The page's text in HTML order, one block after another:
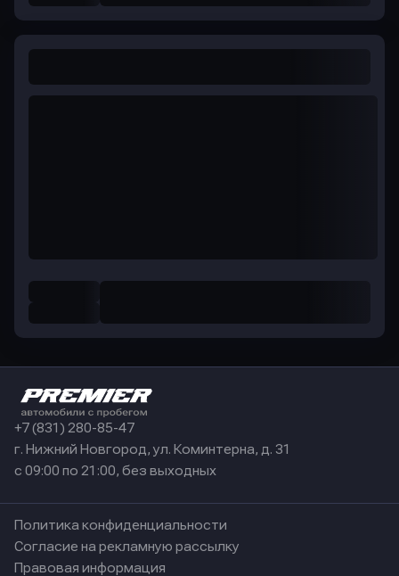
+7 (831) 280-85-47
г. Нижний Новгород, ул. Коминтерна, д. 31
с 09:00 по 21:00, без выходных
Политика конфиденциальности
Согласие на рекламную рассылку
Правовая информация